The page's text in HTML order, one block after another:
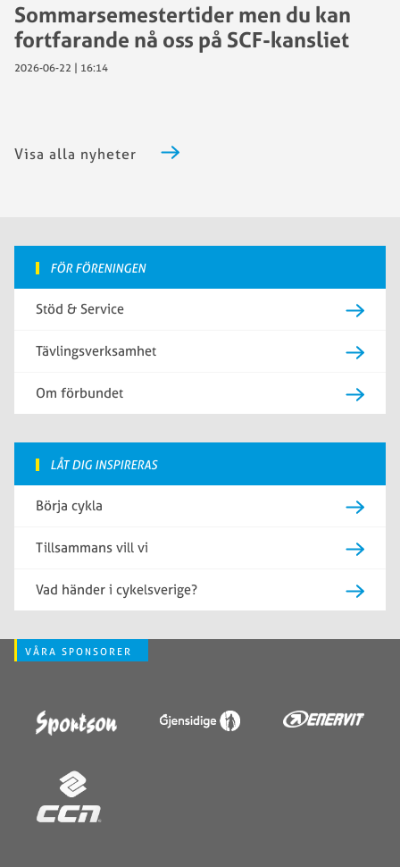
Sommarsemestertider men du kan
fortfarande nå oss på SCF-kansliet
2026-06-22 | 16:14
Visa alla nyheter
FÖR FÖRENINGEN
Stöd & Service
Tävlingsverksamhet
Om förbundet
LÅT DIG INSPIRERAS
Börja cykla
Tillsammans vill vi
Vad händer i cykelsverige?
VÅRA SPONSORER